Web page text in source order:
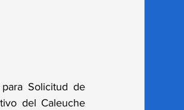
Solicitud de
del Caleuche